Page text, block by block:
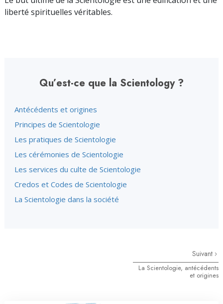
liberté spirituelles véritables.
Qu’est-ce que la Scientology ?
Antécédents et origines
Principes de Scientologie
Les pratiques de Scientologie
Les cérémonies de Scientologie
Les services du culte de Scientologie
Credos et Codes de Scientologie
La Scientologie dans la société
Suivant
La Scientologie, antécédents
et origines